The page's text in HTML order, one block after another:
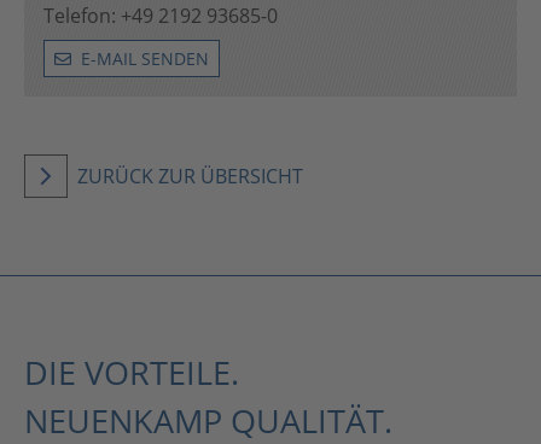
Telefon: +49 2192 93685-0
E-MAIL SENDEN
ZURÜCK ZUR ÜBERSICHT
DIE VORTEILE.
NEUENKAMP QUALITÄT.